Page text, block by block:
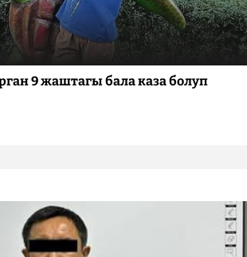
9 жаштагы бала каза болуп